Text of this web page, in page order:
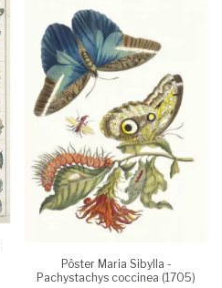
Pôster Maria Sibylla -
Pachystachys coccinea (1705)